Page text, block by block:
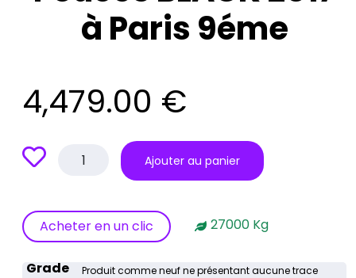
à Paris 9éme
4,479.00 €
quantité
27"
Pouces
2017
Ajouter au panier
Acheter en un clic 27000 Kg
Grade
Produit comme neuf ne présentant aucune trace